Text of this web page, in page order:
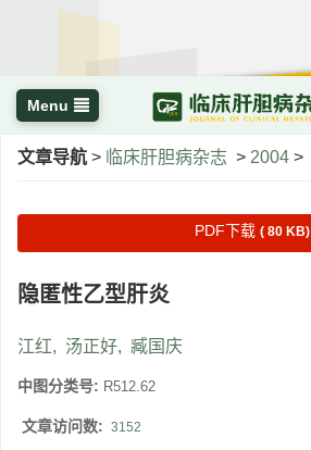
Menu
文章导航 > 临床肝胆病杂志 > 2004 >
PDF下载 ( 80 KB)
隐匿性乙型肝炎
江红, 汤正好, 臧国庆
中图分类号: R512.62
文章访问数: 3152